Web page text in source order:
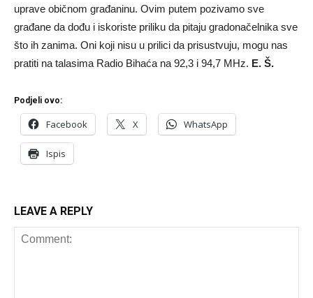
uprave običnom građaninu. Ovim putem pozivamo sve
građane da dođu i iskoriste priliku da pitaju gradonačelnika sve
što ih zanima. Oni koji nisu u prilici da prisustvuju, mogu nas
pratiti na talasima Radio Bihaća na 92,3 i 94,7 MHz. E. Š.
Podjeli ovo:
Facebook X WhatsApp
Ispis
LEAVE A REPLY